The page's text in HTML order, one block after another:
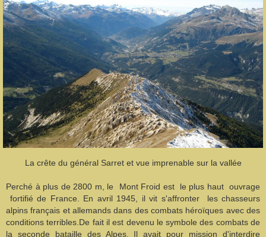
La crête du général Sarret et vue imprenable sur la vallée
Perché à plus de 2800 m, le Mont Froid est le plus haut ouvrage
fortifié de France. En avril 1945, il vit s'affronter les chasseurs
alpins français et allemands dans des combats héroïques avec des
conditions terribles.De fait il est devenu le symbole des combats de
la seconde bataille des Alpes. Il avait pour mission d'interdire